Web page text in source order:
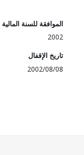
الموافقة للسنة المالية
2002
تاريخ الإقفال
2002/08/08